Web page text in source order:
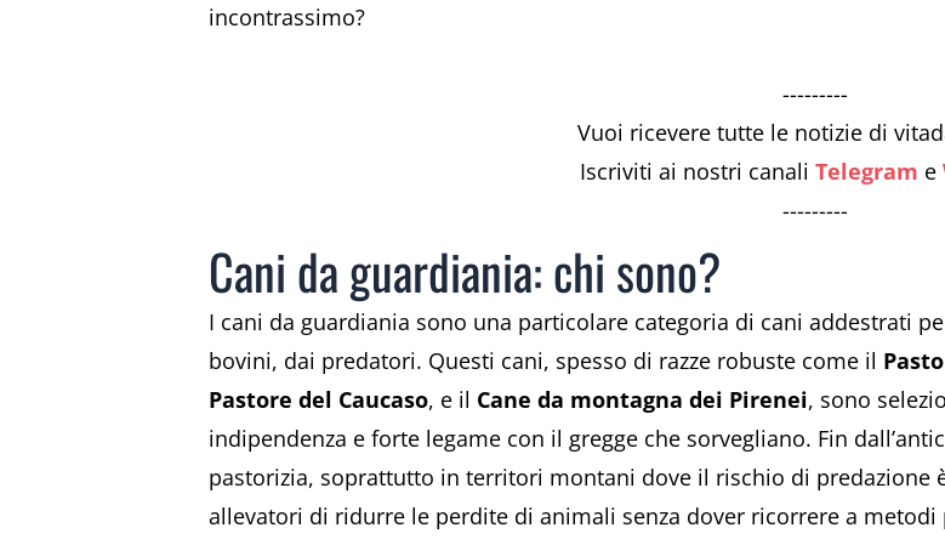
incontrassimo?
---------
Vuoi ricevere tutte le notizie di
Iscriviti ai nostri canali Telegram e
---------
Cani da guardiania: chi sono?
I cani da guardiania sono una particolare categoria di cani addestrati
bovini, dai predatori. Questi cani, spesso di razze robuste come il
Pastore del Caucaso, e il Cane da montagna dei Pirenei, sono
indipendenza e forte legame con il gregge che sorvegliano. Fin
pastorizia, soprattutto in territori montani dove il rischio di predazione
allevatori di ridurre le perdite di animali senza dover ricorrere a